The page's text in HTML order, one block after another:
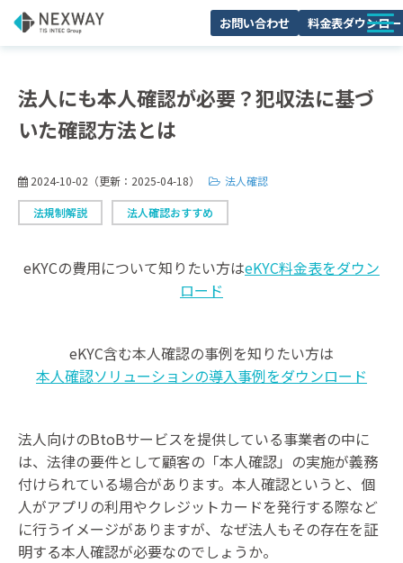
お問い合わせ 料金表ダウンロ
活用シーン
料金・プラン
導入事例
セミナー
ブログ
法人にも本人確認が必要？犯収法に基づ
いた確認方法とは
2024-10-02 （更新： 2025-04-18） 法人確認
法規制解説 法人確認おすすめ
eKYCの費用について知りたい方はeKYC料金表をダウン
ロード
eKYC含む本人確認の事例を知りたい方は
本人確認ソリューションの導入事例をダウンロード
法人向けのBtoBサービスを提供している事業者の中に
は、法律の要件として顧客の「本人確認」の実施が義務
付けられている場合があります。本人確認というと、個
人がアプリの利用やクレジットカードを発行する際など
に行うイメージがありますが、なぜ法人もその存在を証
明する本人確認が必要なのでしょうか。